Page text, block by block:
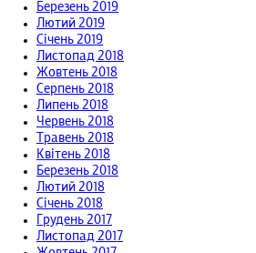
Березень 2019
Лютий 2019
Січень 2019
Листопад 2018
Жовтень 2018
Серпень 2018
Липень 2018
Червень 2018
Травень 2018
Квітень 2018
Березень 2018
Лютий 2018
Січень 2018
Грудень 2017
Листопад 2017